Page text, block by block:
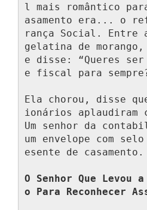
l mais romântico
asamento era... o
rança Social. Entre
gelatina de
e disse: “Queres ser
e fiscal para
Ela chorou, disse
ionários aplaudiram
Um senhor da
um envelope com
esente de casamento.
O Senhor Que Levou
o Para Reconhecer